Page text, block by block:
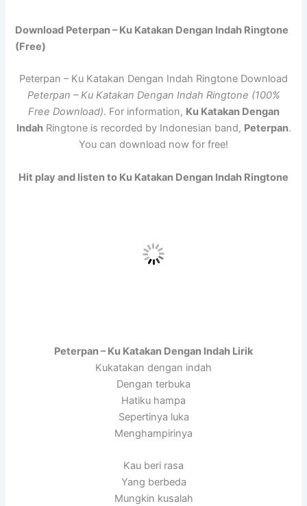
Download Peterpan – Ku Katakan Dengan Indah Ringtone
(Free)
Peterpan – Ku Katakan Dengan Indah Ringtone Download
Peterpan – Ku Katakan Dengan Indah Ringtone (100%
Free Download). For information, Ku Katakan Dengan
IndahRingtone is recorded by Indonesian band, Peterpan.
You can download now for free!
Hit play and listen to Ku Katakan Dengan Indah Ringtone
Peterpan – Ku Katakan Dengan Indah Lirik
Kukatakan dengan indah
Dengan terbuka
Hatiku hampa
Sepertinya luka
Menghampirinya
Kau beri rasa
Yang berbeda
Mungkin kusalah